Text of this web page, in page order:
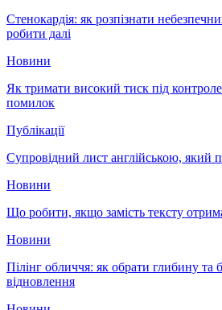
Стенокардія: як розпізнати
робити далі
Новини
Як тримати високий тиск під
помилок
Публікації
Супровідний лист англійською, який
Новини
Що робити, якщо замість тексту
Новини
Пілінг обличчя: як обрати глибину та
відновлення